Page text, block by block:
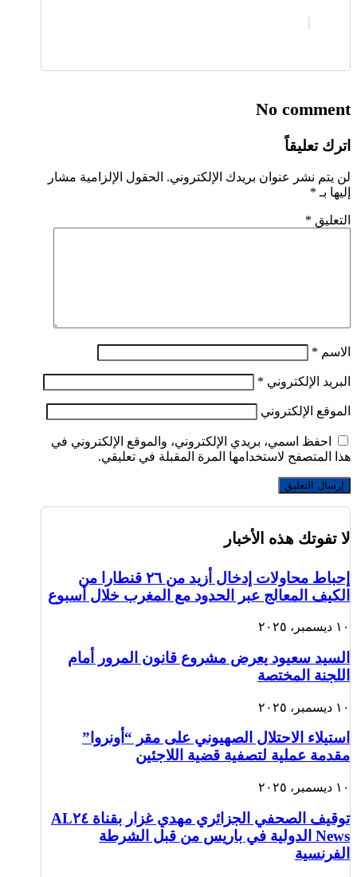
No comment
اترك تعليقاً
لن يتم نشر عنوان بريدك الإلكتروني. الحقول الإلزامية مشار
إليها بـ *
التعليق *
الاسم *
البريد الإلكتروني *
الموقع الإلكتروني
احفظ اسمي، بريدي الإلكتروني، والموقع الإلكتروني في
هذا المتصفح لاستخدامها المرة المقبلة في تعليقي.
إرسال التعليق
لا تفوتك هذه الأخبار
إحباط محاولات إدخال أزيد من ٢٦ قنطارا من
الكيف المعالج عبر الحدود مع المغرب خلال أسبوع
١٠ ديسمبر، ٢٠٢٥
السيد سعيود يعرض مشروع قانون المرور أمام
اللجنة المختصة
١٠ ديسمبر، ٢٠٢٥
استيلاء الاحتلال الصهيوني على مقر “أونروا”
مقدمة عملية لتصفية قضية اللاجئين
١٠ ديسمبر، ٢٠٢٥
توقيف الصحفي الجزائري مهدي غزار بقناة AL٢٤
News الدولية في باريس من قبل الشرطة
الفرنسية